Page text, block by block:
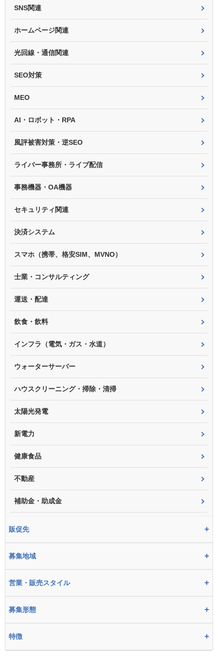
SNS関連
ホームページ関連
光回線・通信関連
SEO対策
MEO
AI・ロボット・RPA
風評被害対策・逆SEO
ライバー事務所・ライブ配信
事務機器・OA機器
セキュリティ関連
決済システム
スマホ（携帯、格安SIM、MVNO）
士業・コンサルティング
運送・配達
飲食・飲料
インフラ（電気・ガス・水道）
ウォーターサーバー
ハウスクリーニング・掃除・清掃
太陽光発電
新電力
健康食品
不動産
補助金・助成金
販促先 +
募集地域 +
営業・販売スタイル +
募集形態 +
特徴 +